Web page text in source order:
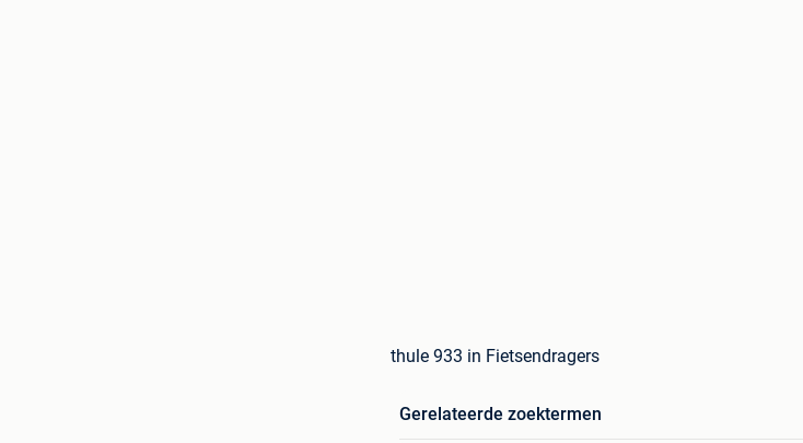
thule 933 in Fietsendragers
Gerelateerde zoektermen